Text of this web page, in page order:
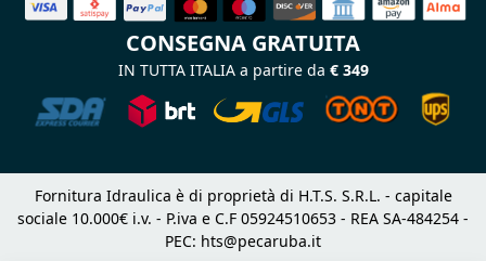
CONSEGNA GRATUITA
IN TUTTA ITALIA a partire da € 349
Fornitura Idraulica è di proprietà di H.T.S. S.R.L. - capitale
sociale 10.000€ i.v. - P.iva e C.F 05924510653 - REA SA-484254 -
PEC: hts@pecaruba.it